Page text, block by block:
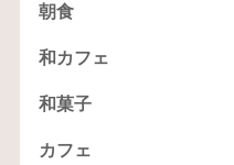
朝食
和カフェ
和菓子
カフェ